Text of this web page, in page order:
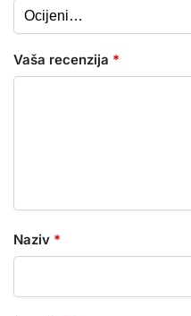
Vaša recenzija *
Naziv *